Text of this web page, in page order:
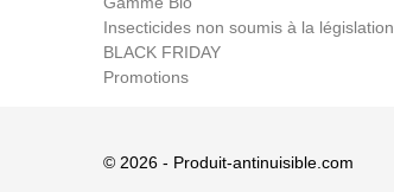
Insecticides non soumis à la législation
BLACK FRIDAY
Promotions
© 2026 - Produit-antinuisible.com